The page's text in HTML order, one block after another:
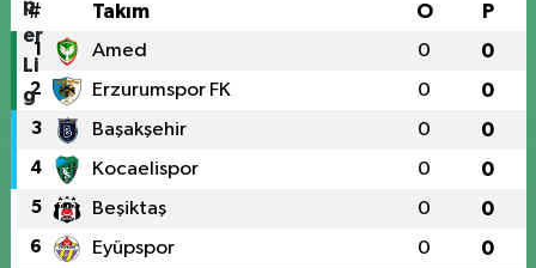
# Takım O P
1 Amed 0 0
2 Erzurumspor FK 0 0
3 Başakşehir 0 0
4 Kocaelispor 0 0
5 Beşiktaş 0 0
6 Eyüpspor 0 0